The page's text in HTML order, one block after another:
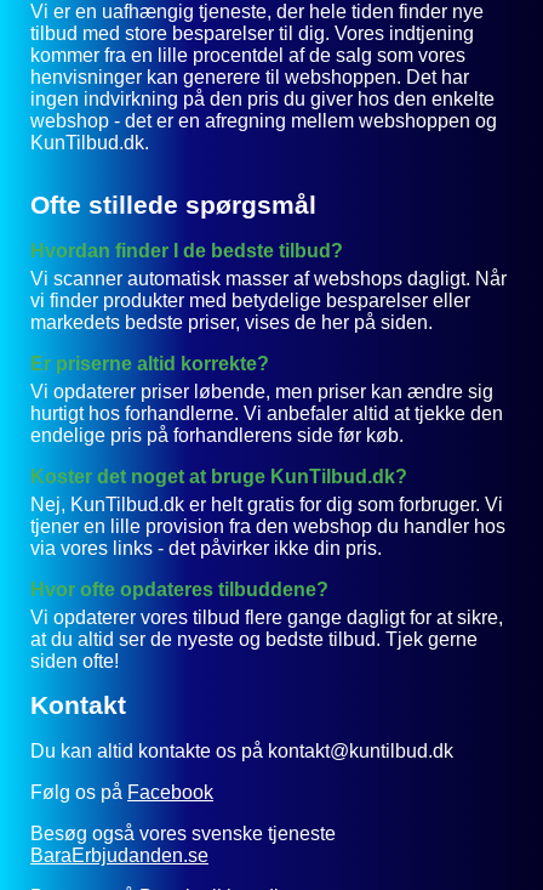
Vi er en uafhængig tjeneste, der hele tiden finder nye
tilbud med store besparelser til dig. Vores indtjening
kommer fra en lille procentdel af de salg som vores
henvisninger kan generere til webshoppen. Det har
ingen indvirkning på den pris du giver hos den enkelte
webshop - det er en afregning mellem webshoppen og
KunTilbud.dk.
Ofte stillede spørgsmål
Hvordan finder I de bedste tilbud?
Vi scanner automatisk masser af webshops dagligt. Når
vi finder produkter med betydelige besparelser eller
markedets bedste priser, vises de her på siden.
Er priserne altid korrekte?
Vi opdaterer priser løbende, men priser kan ændre sig
hurtigt hos forhandlerne. Vi anbefaler altid at tjekke den
endelige pris på forhandlerens side før køb.
Koster det noget at bruge KunTilbud.dk?
Nej, KunTilbud.dk er helt gratis for dig som forbruger. Vi
tjener en lille provision fra den webshop du handler hos
via vores links - det påvirker ikke din pris.
Hvor ofte opdateres tilbuddene?
Vi opdaterer vores tilbud flere gange dagligt for at sikre,
at du altid ser de nyeste og bedste tilbud. Tjek gerne
siden ofte!
Kontakt
Du kan altid kontakte os på kontakt@kuntilbud.dk
Følg os på Facebook
Besøg også vores svenske tjeneste
BaraErbjudanden.se